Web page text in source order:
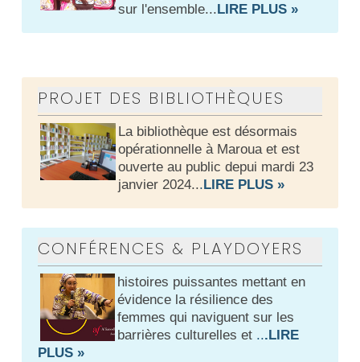
sur l'ensemble...LIRE PLUS »
PROJET DES BIBLIOTHÈQUES
La bibliothèque est désormais
opérationnelle à Maroua et est
ouverte au public depui mardi 23
janvier 2024...LIRE PLUS »
CONFÉRENCES & PLAYDOYERS
histoires puissantes mettant en
évidence la résilience des
femmes qui naviguent sur les
barrières culturelles et ...LIRE
PLUS »